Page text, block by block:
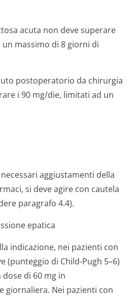
acuta non deve superare
massimo di 8 giorni di
postoperatorio da chirurgia
i 90 mg/die, limitati ad un
aggiustamenti della
si deve agire con cautela
paragrafo 4.4).
epatica
indicazione, nei pazienti con
(punteggio di Child-Pugh 5–6)
di 60 mg in
giornaliera. Nei pazienti con